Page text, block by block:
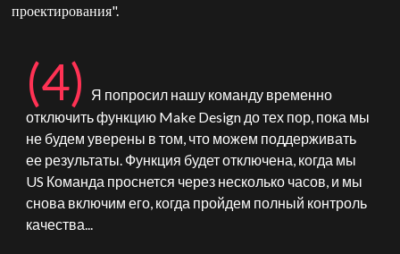
проектирования".
(4)
Я попросил нашу команду временно
отключить функцию Make Design до тех пор, пока мы
не будем уверены в том, что можем поддерживать
ее результаты. Функция будет отключена, когда мы
US Команда проснется через несколько часов, и мы
снова включим его, когда пройдем полный контроль
качества...